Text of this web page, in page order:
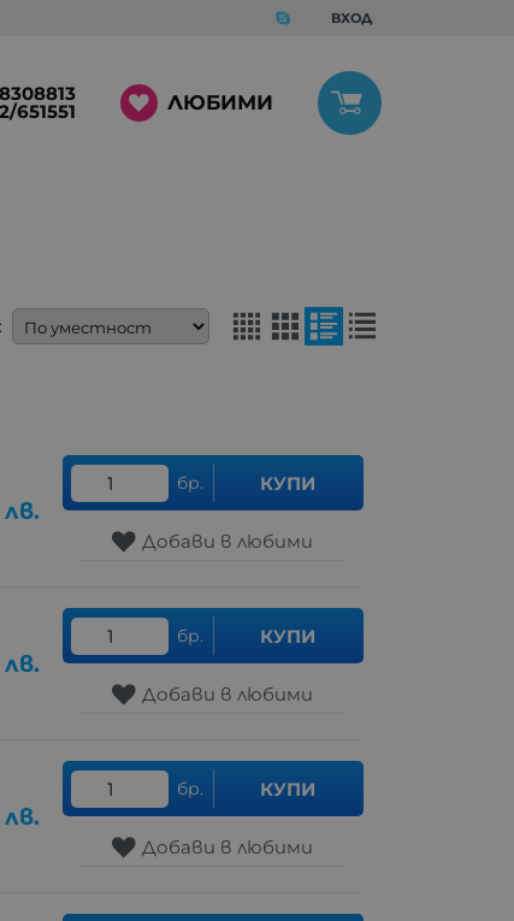
ВХОД
651551 ЛЮБИМИ
лв.
бр. КУПИ
Добави в любими
лв.
бр. КУПИ
Добави в любими
лв.
бр. КУПИ
Добави в любими